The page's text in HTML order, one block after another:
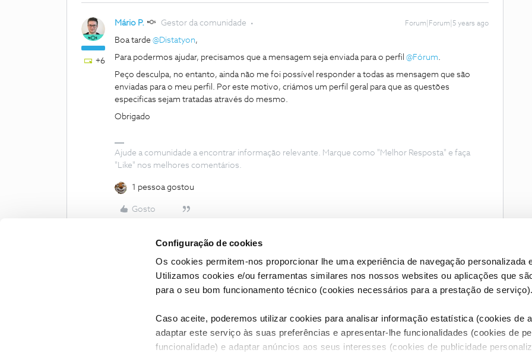
Configuração de cookies
Os cookies permitem-nos proporcionar lhe uma experiência de navegação personalizada
Utilizamos cookies e/ou ferramentas similares nos nossos websites ou aplicações que
para o seu bom funcionamento técnico (cookies necessários para a prestação de serviço).
Caso aceite, poderemos utilizar cookies para analisar informação estatística (cookies de
adaptar este serviço às suas preferências e apresentar-lhe funcionalidades (cookies de
funcionalidade) e adaptar anúncios aos seus interesses (cookies de publicidade
+6
Mário P. Gestor da comunidade Forum|Forum|5 years ago
Boa tarde @Distatyon,
Para podermos ajudar, precisamos que a mensagem seja enviada para o perfil @Fórum.
Peço desculpa, no entanto, ainda não me foi possível responder a todas as mensagem que são
enviadas para o meu perfil. Por este motivo, criámos um perfil geral para que as questões
especificas sejam tratadas através do mesmo.
Obrigado
Ajude a comunidade a encontrar informação relevante. Marque como "Melhor Resposta" e faça
"Like" nos melhores comentários.
1 pessoa gostou
Gosto
Condições do Fórum NOS Accessibility statement